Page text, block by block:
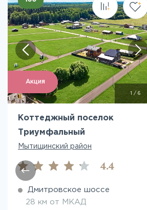
Акция
1 / 6
Коттеджный поселок
Триумфальный
Мытищинский район
4.4
Дмитровское шоссе
28 км от МКАД